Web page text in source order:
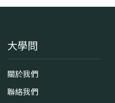
大學問
關於我們
聯絡我們